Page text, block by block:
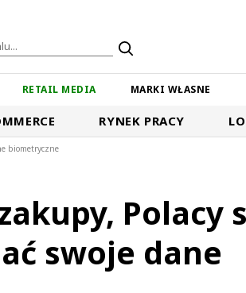
RETAIL MEDIA MARKI WŁASNE
RYNEK PRACY
biometryczne
Polacy
swoje dane